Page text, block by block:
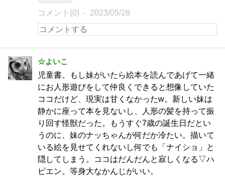
コメント(0) 2023/05/28
☆よいこ
児童書。もし妹がいたら絵本を読んであげて一緒
にお人形遊びをして仲良くできると想像していた
ココだけど、現実は甘くなかったw。新しい妹は
静かに座って本を見ないし、人形の髪を持って振
り回す怪獣だった。もうすぐ7歳の誕生日だとい
うのに、妹のナッちゃんが何だか冷たい。描いて
いる絵を見せてくれないし何でも「ナイショ」と
隠してしまう。ココはだんだんと寂しくなる▽ハ
ピエン。等身大なかんじがいい。